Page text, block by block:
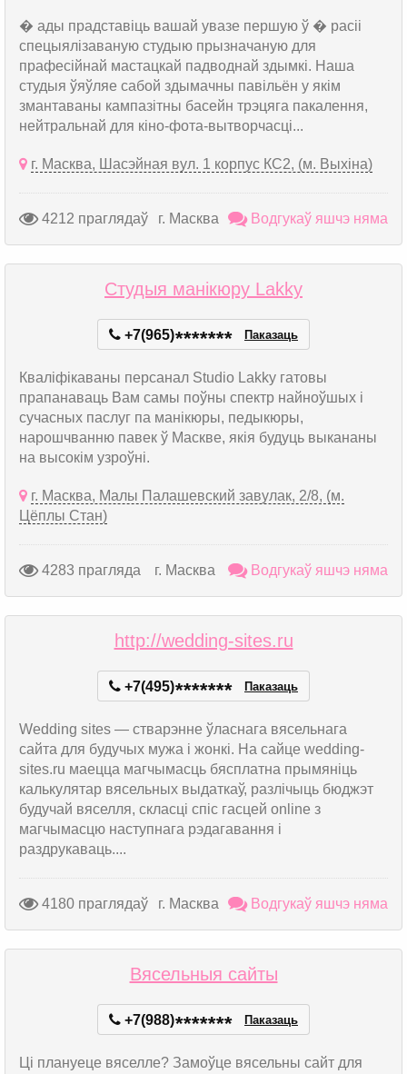
� ады прадставіць вашай увазе першую ў � расіі
спецыялізаваную студыю прызначаную для
прафесійнай мастацкай падводнай здымкі. Наша
студыя ўяўляе сабой здымачны павільён у якім
змантаваны кампазітны басейн трэцяга пакалення,
нейтральнай для кіно-фота-вытворчасці...
г. Масква, Шасэйная вул. 1 корпус КС2, (м. Выхіна)
4212 праглядаў г. Масква Водгукаў яшчэ няма
Студыя манікюру Lakky
+7(965)******* Паказаць
Кваліфікаваны персанал Studio Lakky гатовы
прапанаваць Вам самы поўны спектр найноўшых і
сучасных паслуг па манікюры, педыкюры,
нарошчванню павек ў Маскве, якія будуць выкананы
на высокім узроўні.
г. Масква, Малы Палашевский завулак, 2/8, (м.
Цёплы Стан)
4283 прагляда г. Масква Водгукаў яшчэ няма
http://wedding-sites.ru
+7(495)******* Паказаць
Wedding sites — стварэнне ўласнага вясельнага
сайта для будучых мужа і жонкі. На сайце wedding-
sites.ru маецца магчымасць бясплатна прымяніць
калькулятар вясельных выдаткаў, разлічыць бюджэт
будучай вяселля, скласці спіс гасцей online з
магчымасцю наступнага рэдагавання і
раздрукаваць....
4180 праглядаў г. Масква Водгукаў яшчэ няма
Вясельныя сайты
+7(988)******* Паказаць
Ці плануеце вяселле? Замоўце вясельны сайт для